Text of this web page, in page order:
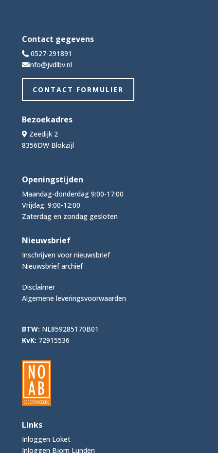
Contact gegevens
0527-291891
info@jvdlbv.nl
CONTACT FORMULIER
Bezoekadres
Zeedijk 2
8356DW Blokzijl
Openingstijden
Maandag-donderdag 9:00-17:00
Vrijdag: 9:00-12:00
Zaterdag en zondag gesloten
Nieuwsbrief
Inschrijven voor nieuwsbrief
Nieuwsbrief archief
Disclaimer
Algemene leveringsvoorwaarden
BTW: NL859285170B01
KvK: 72915536
Links
Inloggen Loket
Inloggen Bjorn Lunden